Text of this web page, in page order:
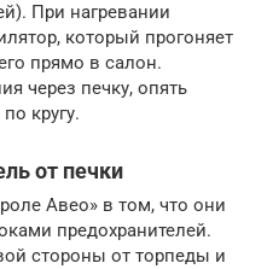
При нагревании
который прогоняет
прямо в салон.
через печку, опять
кругу.
от печки
Авео» в том, что они
предохранителей.
стороны от торпеды и